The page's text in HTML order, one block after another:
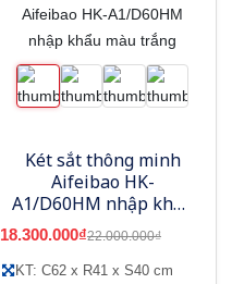
Két sắt thông minh
Aifeibao HK-
A1/D60HM nhập khẩu
màu trắng
18.300.000₫22.000.000₫
KT: C62 x R41 x S40 cm